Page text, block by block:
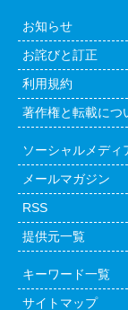
お知らせ
お詫びと訂正
利用規約
著作権と転載につ
ソーシャルメディ
メールマガジン
RSS
提供元一覧
キーワード一覧
サイトマップ